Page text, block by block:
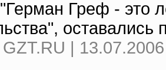
Греф - это
оставались
|